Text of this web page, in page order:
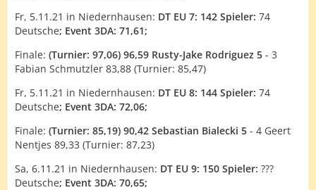
Fr, 5.11.21 in Niedernhausen: DT EU 7: 142 Spieler: 74
Deutsche; Event 3DA: 71,61;
Finale: (Turnier: 97,06) 96,59 Rusty-Jake Rodriguez 5 - 3
Fabian Schmutzler 83,88 (Turnier: 85,47)
Fr, 5.11.21 in Niedernhausen: DT EU 8: 144 Spieler: 74
Deutsche; Event 3DA: 72,06;
Finale: (Turnier: 85,19) 90,42 Sebastian Bialecki 5 - 4 Geert
Nentjes 89,33 (Turnier: 87,23)
Sa, 6.11.21 in Niedernhausen: DT EU 9: 150 Spieler: ???
Deutsche; Event 3DA: 70,65;